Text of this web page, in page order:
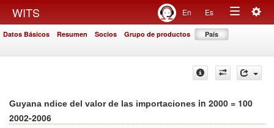
WITS En Es
Toggle
Datos Básicos Resumen Socios Grupo de productos País
Guyana ndice del valor de las importaciones in 2000 = 100
2002-2006